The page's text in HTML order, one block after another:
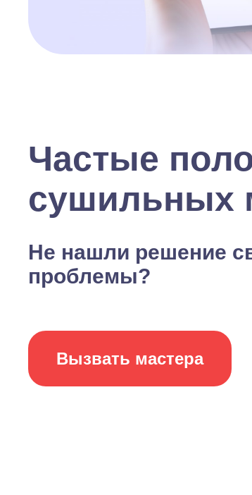
Частые
сушильных
Не нашли решение
проблемы?
Вызвать мастера